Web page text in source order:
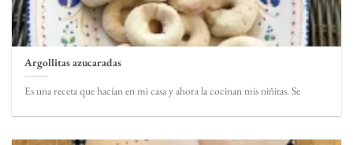
Argollitas azucaradas
Es una receta que hacían en mi casa y ahora la cocinan mis niñitas. Se